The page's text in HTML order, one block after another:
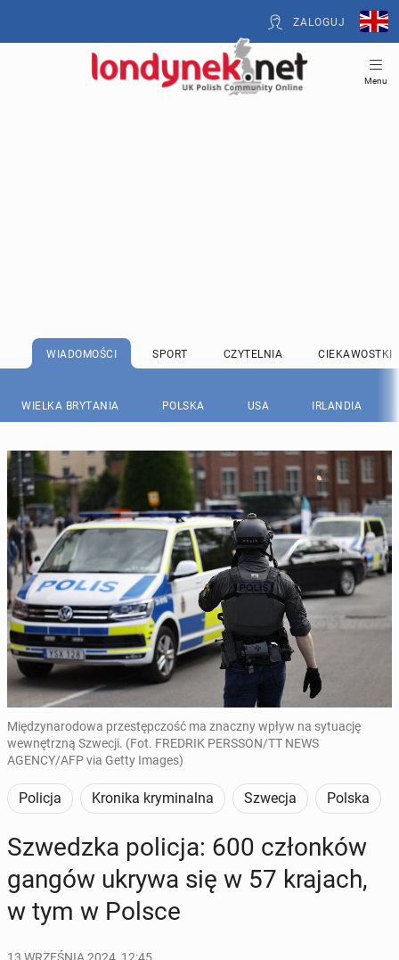
ZALOGUJ
Menu
WIADOMOŚCI SPORT CZYTELNIA CIEKAWOSTKI
WIELKA BRYTANIA POLSKA USA IRLANDIA
Międzynarodowa przestępczość ma znaczny wpływ na sytuację
wewnętrzną Szwecji. (Fot. FREDRIK PERSSON/TT NEWS
AGENCY/AFP via Getty Images)
Policja Kronika kryminalna Szwecja Polska
Szwedz­ka policja: 600 człon­ków
gangów ukrywa się w 57 krajach,
w tym w Polsce